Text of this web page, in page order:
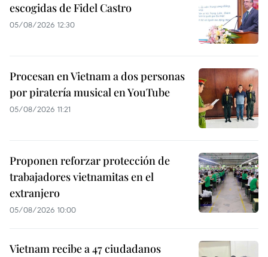
escogidas de Fidel Castro
05/08/2026 12:30
Procesan en Vietnam a dos personas
por piratería musical en YouTube
05/08/2026 11:21
Proponen reforzar protección de
trabajadores vietnamitas en el
extranjero
05/08/2026 10:00
Vietnam recibe a 47 ciudadanos